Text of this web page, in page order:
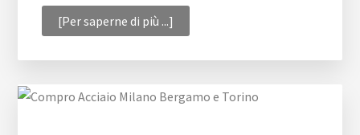
[Per saperne di più ...]
acciaio
Milano